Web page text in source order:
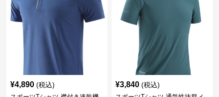
¥4,890 (税込) ¥3,840 (税込)